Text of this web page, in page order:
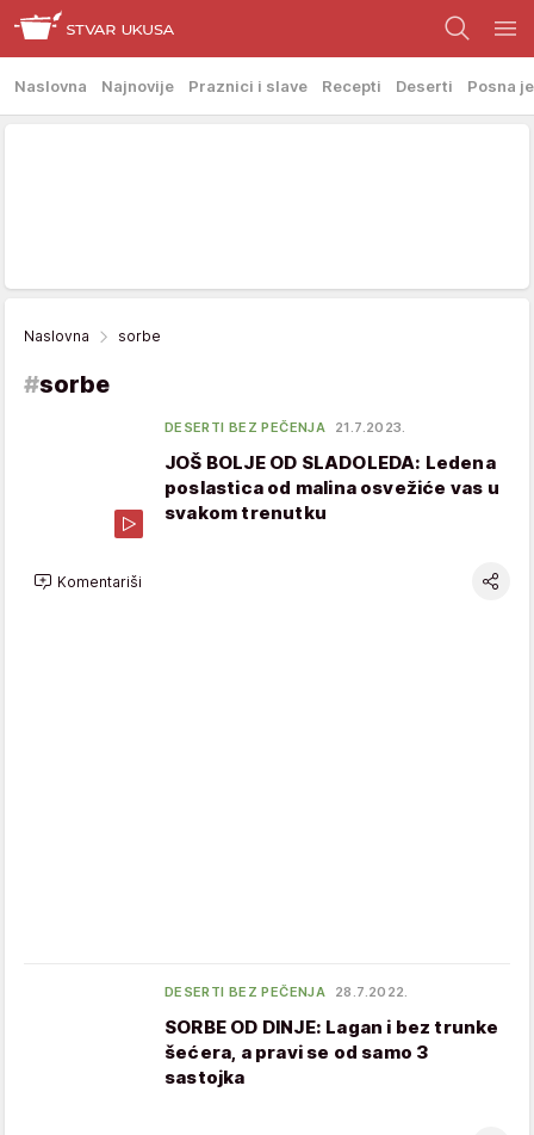
Naslovna Najnovije Praznici i slave Recepti Deserti Posna
Naslovna sorbe
#sorbe
DESERTI BEZ PEČENJA 21.7.2023.
JOŠ BOLJE OD SLADOLEDA: Ledena
poslastica od malina osvežiće vas u
svakom trenutku
Komentariši
DESERTI BEZ PEČENJA 28.7.2022.
SORBE OD DINJE: Lagan i bez trunke
šećera, a pravi se od samo 3
sastojka